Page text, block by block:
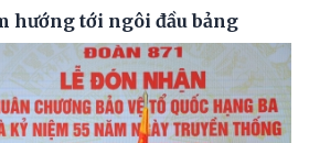
hướng tới ngôi đầu bảng